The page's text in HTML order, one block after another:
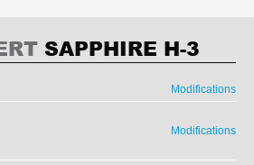
SAPPHIRE H-3
Modifications
Modifications